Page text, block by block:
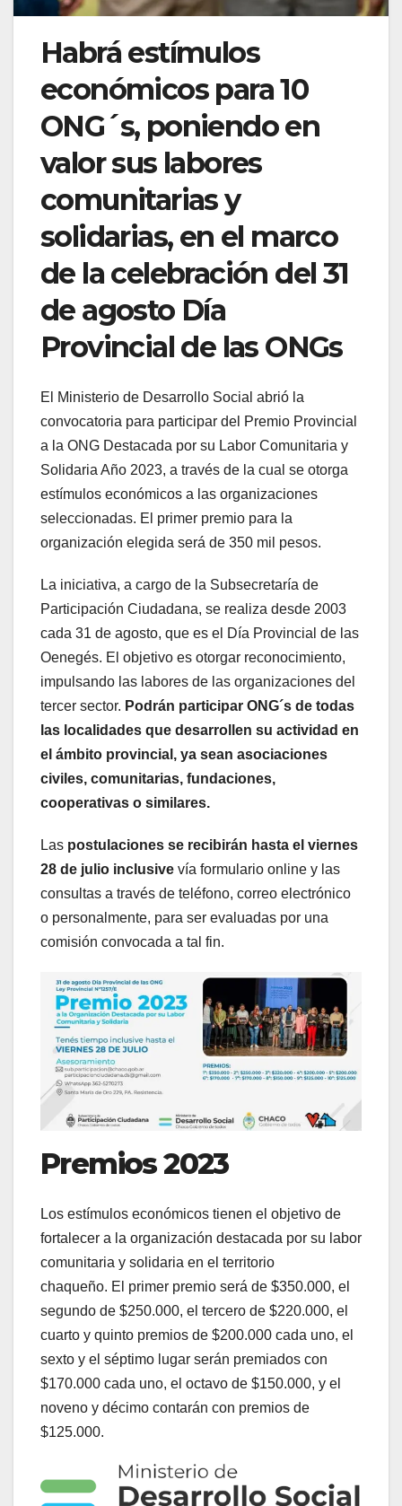
Habrá estímulos
económicos para 10
ONG´s, poniendo en
valor sus labores
comunitarias y
solidarias, en el marco
de la celebración del 31
de agosto Día
Provincial de las ONGs
El Ministerio de Desarrollo Social abrió la
convocatoria para participar del Premio Provincial
a la ONG Destacada por su Labor Comunitaria y
Solidaria Año 2023, a través de la cual se otorga
estímulos económicos a las organizaciones
seleccionadas. El primer premio para la
organización elegida será de 350 mil pesos.
La iniciativa, a cargo de la Subsecretaría de
Participación Ciudadana, se realiza desde 2003
cada 31 de agosto, que es el Día Provincial de las
Oenegés. El objetivo es otorgar reconocimiento,
impulsando las labores de las organizaciones del
tercer sector. Podrán participar ONG´s de todas
las localidades que desarrollen su actividad en
el ámbito provincial, ya sean asociaciones
civiles, comunitarias, fundaciones,
cooperativas o similares.
Las postulaciones se recibirán hasta el viernes
28 de julio inclusive vía formulario online y las
consultas a través de teléfono, correo electrónico
o personalmente, para ser evaluadas por una
comisión convocada a tal fin.
Premios 2023
Los estímulos económicos tienen el objetivo de
fortalecer a la organización destacada por su labor
comunitaria y solidaria en el territorio
chaqueño. El primer premio será de $350.000, el
segundo de $250.000, el tercero de $220.000, el
cuarto y quinto premios de $200.000 cada uno, el
sexto y el séptimo lugar serán premiados con
$170.000 cada uno, el octavo de $150.000, y el
noveno y décimo contarán con premios de
$125.000.